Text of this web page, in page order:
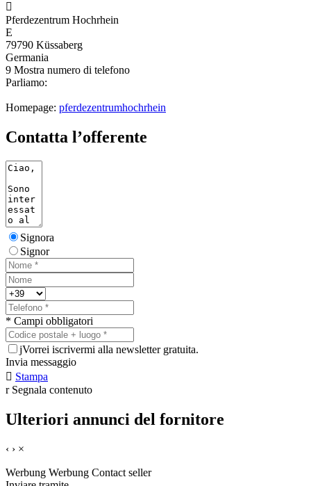

Pferdezentrum Hochrhein
E
79790 Küssaberg
Germania
9 Mostra numero di telefono
Parliamo:
Homepage: pferdezentrumhochrhein
Contatta l’offerente
Signora
Signor
* Campi obbligatori
jVorrei iscrivermi alla newsletter gratuita.
Invia messaggio
 Stampa
r Segnala contenuto
Ulteriori annunci del fornitore
‹ › ×
Werbung Werbung Contact seller